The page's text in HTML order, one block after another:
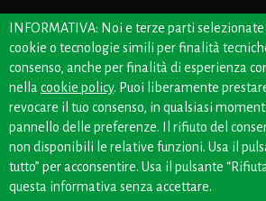
CREDITS: OFFICINEBIANCHE
INFORMATIVA: Noi e terze parti
cookie o tecnologie simili per finalità
consenso, anche per finalità di esperienza
nella cookie policy. Puoi liberamente
revocare il tuo consenso, in qualsiasi
pannello delle preferenze. Il rifiuto del
non disponibili le relative funzioni. Usa il
tutto” per acconsentire. Usa il pulsante
questa informativa senza accettare.